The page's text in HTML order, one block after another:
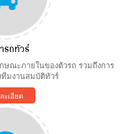
รถทัวร์
ณะภายในของตัวรถ รวมถึงการ
ทีมงานสมบัติทัวร์
ะเอียด